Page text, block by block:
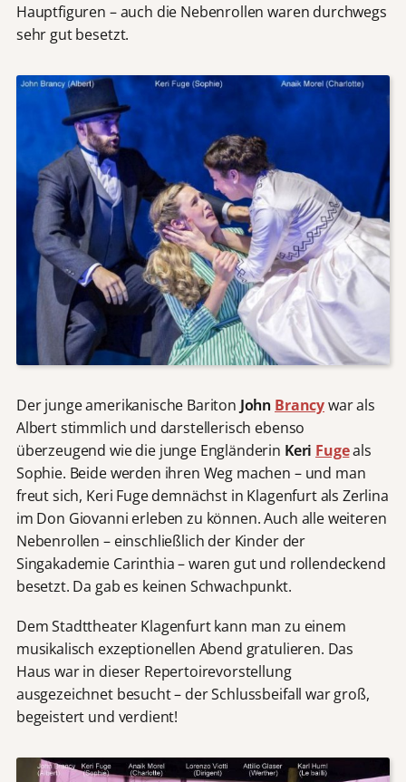
Hauptfiguren – auch die Nebenrollen waren durchwegs
sehr gut besetzt.
Der junge amerikanische Bariton John Brancywar als
Albert stimmlich und darstellerisch ebenso
überzeugend wie die junge Engländerin Keri Fugeals
Sophie. Beide werden ihren Weg machen – und man
freut sich, Keri Fuge demnächst in Klagenfurt als Zerlina
im Don Giovanni erleben zu können. Auch alle weiteren
Nebenrollen – einschließlich der Kinder der
Singakademie Carinthia – waren gut und rollendeckend
besetzt. Da gab es keinen Schwachpunkt.
Dem Stadttheater Klagenfurt kann man zu einem
musikalisch exzeptionellen Abend gratulieren. Das
Haus war in dieser Repertoirevorstellung
ausgezeichnet besucht – der Schlussbeifall war groß,
begeistert und verdient!